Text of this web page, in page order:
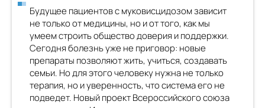
Будущее пациентов с муковисцидозом зависит
не только от медицины, но и от того, как мы
умеем строить общество доверия и поддержки.
Сегодня болезнь уже не приговор: новые
препараты позволяют жить, учиться, создавать
семьи. Но для этого человеку нужна не только
терапия, но и уверенность, что система его не
подведет. Новый проект Всероссийского союза